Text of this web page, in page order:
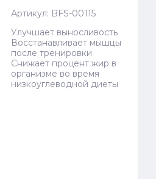
Артикул: BFS-00115
Улучшает выносливость
Восстанавливает мышцы
после тренировки
Снижает процент жир в
организме во время
низкоуглеводной диеты